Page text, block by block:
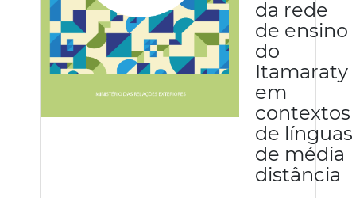
da rede
de ensino
do
Itamaraty
em
contextos
de línguas
de média
distância